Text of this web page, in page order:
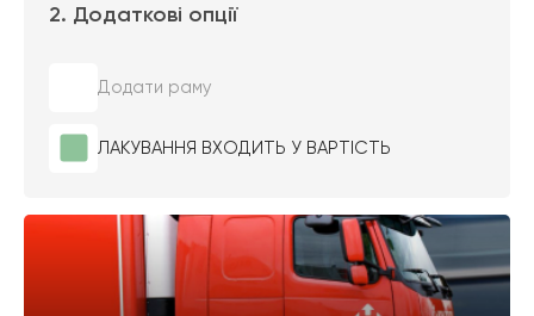
2. Додаткові опції
Додати раму
ЛАКУВАННЯ ВХОДИТЬ У ВАРТІСТЬ